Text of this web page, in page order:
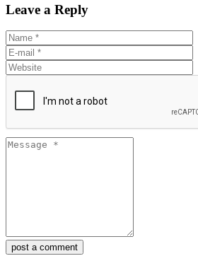
Leave a Reply
post a comment